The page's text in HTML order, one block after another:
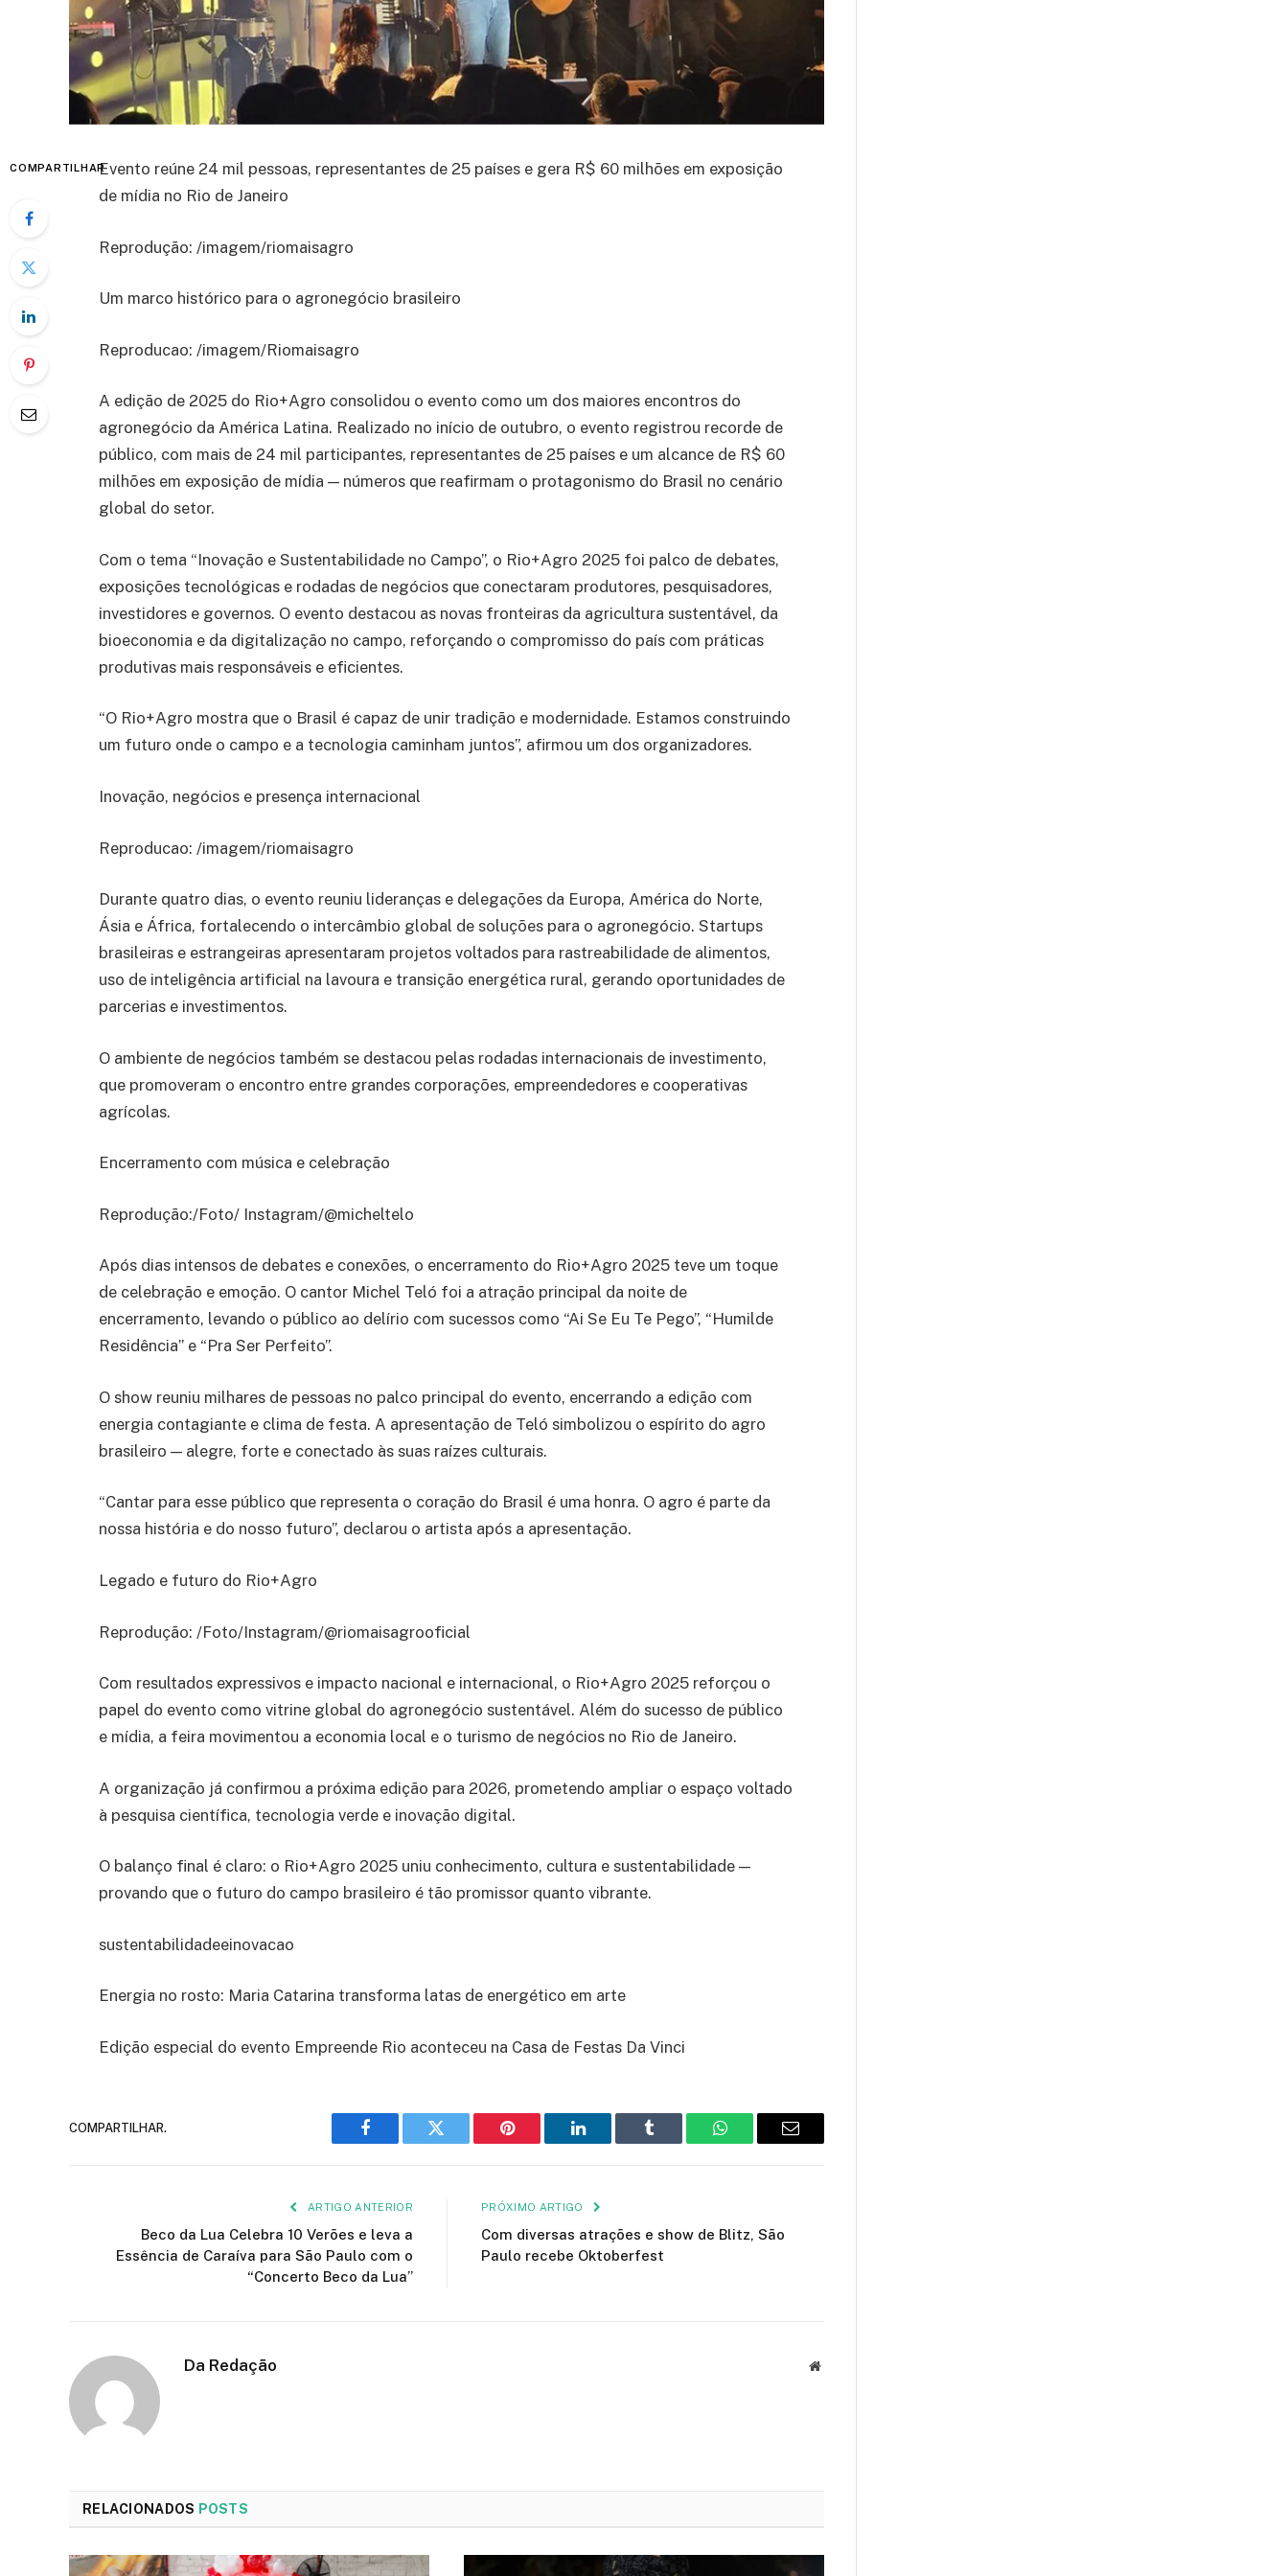
COMPARTILHAREvento reúne 24 mil pessoas, representantes de 25 países e gera R$ 60 milhões em exposição
de mídia no Rio de Janeiro
Reprodução: /imagem/riomaisagro
Um marco histórico para o agronegócio brasileiro
Reproducao: /imagem/Riomaisagro
A edição de 2025 do Rio+Agro consolidou o evento como um dos maiores encontros do
agronegócio da América Latina. Realizado no início de outubro, o evento registrou recorde de
público, com mais de 24 mil participantes, representantes de 25 países e um alcance de R$ 60
milhões em exposição de mídia — números que reafirmam o protagonismo do Brasil no cenário
global do setor.
Com o tema “Inovação e Sustentabilidade no Campo”, o Rio+Agro 2025 foi palco de debates,
exposições tecnológicas e rodadas de negócios que conectaram produtores, pesquisadores,
investidores e governos. O evento destacou as novas fronteiras da agricultura sustentável, da
bioeconomia e da digitalização no campo, reforçando o compromisso do país com práticas
produtivas mais responsáveis e eficientes.
“O Rio+Agro mostra que o Brasil é capaz de unir tradição e modernidade. Estamos construindo
um futuro onde o campo e a tecnologia caminham juntos”, afirmou um dos organizadores.
Inovação, negócios e presença internacional
Reproducao: /imagem/riomaisagro
Durante quatro dias, o evento reuniu lideranças e delegações da Europa, América do Norte,
Ásia e África, fortalecendo o intercâmbio global de soluções para o agronegócio. Startups
brasileiras e estrangeiras apresentaram projetos voltados para rastreabilidade de alimentos,
uso de inteligência artificial na lavoura e transição energética rural, gerando oportunidades de
parcerias e investimentos.
O ambiente de negócios também se destacou pelas rodadas internacionais de investimento,
que promoveram o encontro entre grandes corporações, empreendedores e cooperativas
agrícolas.
Encerramento com música e celebração
Reprodução:/Foto/ Instagram/@micheltelo
Após dias intensos de debates e conexões, o encerramento do Rio+Agro 2025 teve um toque
de celebração e emoção. O cantor Michel Teló foi a atração principal da noite de
encerramento, levando o público ao delírio com sucessos como “Ai Se Eu Te Pego”, “Humilde
Residência” e “Pra Ser Perfeito”.
O show reuniu milhares de pessoas no palco principal do evento, encerrando a edição com
energia contagiante e clima de festa. A apresentação de Teló simbolizou o espírito do agro
brasileiro — alegre, forte e conectado às suas raízes culturais.
“Cantar para esse público que representa o coração do Brasil é uma honra. O agro é parte da
nossa história e do nosso futuro”, declarou o artista após a apresentação.
Legado e futuro do Rio+Agro
Reprodução: /Foto/Instagram/@riomaisagrooficial
Com resultados expressivos e impacto nacional e internacional, o Rio+Agro 2025 reforçou o
papel do evento como vitrine global do agronegócio sustentável. Além do sucesso de público
e mídia, a feira movimentou a economia local e o turismo de negócios no Rio de Janeiro.
A organização já confirmou a próxima edição para 2026, prometendo ampliar o espaço voltado
à pesquisa científica, tecnologia verde e inovação digital.
O balanço final é claro: o Rio+Agro 2025 uniu conhecimento, cultura e sustentabilidade —
provando que o futuro do campo brasileiro é tão promissor quanto vibrante.
sustentabilidadeeinovacao
Energia no rosto: Maria Catarina transforma latas de energético em arte
Edição especial do evento Empreende Rio aconteceu na Casa de Festas Da Vinci
COMPARTILHAR.
Facebook Twitter Pinterest LinkedIn Tumblr WhatsAppE-
ARTIGO ANTERIOR
Beco da Lua Celebra 10 Verões e leva a
Essência de Caraíva para São Paulo com o
“Concerto Beco da Lua”
PRÓXIMO ARTIGO
Com diversas atrações e show de Blitz, São
Paulo recebe Oktoberfest
Da Redação Site
RELACIONADOS POSTS